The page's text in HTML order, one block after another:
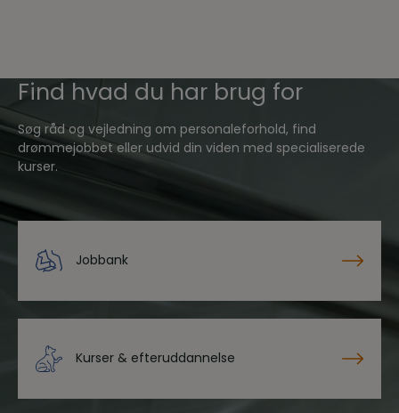
Find hvad du har brug for
Søg råd og vejledning om personaleforhold, find
drømmejobbet eller udvid din viden med specialiserede
kurser.
Jobbank
Kurser & efteruddannelse